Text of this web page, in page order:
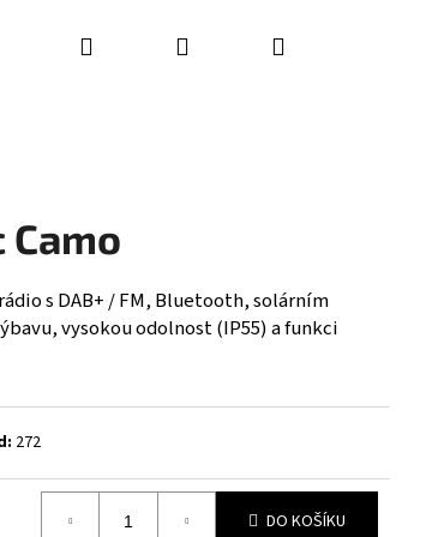
Hledat PřihlášeníNákupní
s DAB+ / FM, Bluetooth, solárním
vysokou odolnost (IP55) a funkci
272
DO KOŠÍKU